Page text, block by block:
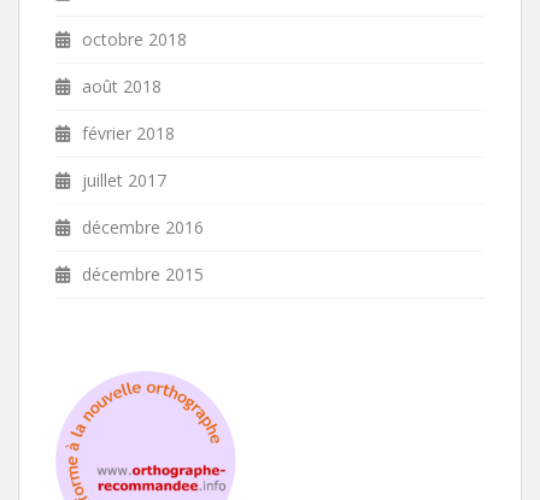
octobre 2018
août 2018
février 2018
juillet 2017
décembre 2016
décembre 2015